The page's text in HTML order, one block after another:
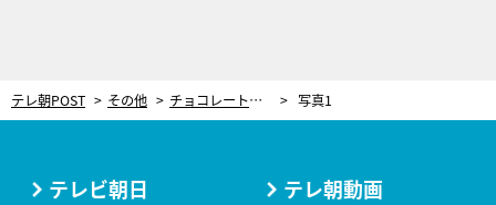
テレ朝POST その他 チョコレートプラネットにそっくりな“彫像”が大反響！エジプト関係者も「ざわざわしていた」 写真1
テレビ朝日 テレ朝動画